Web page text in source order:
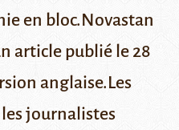
en bloc.Novastan
article publié le 28
anglaise.Les
les journalistes